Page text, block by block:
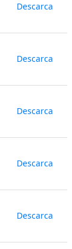
Descarca
Descarca
Descarca
Descarca
Descarca